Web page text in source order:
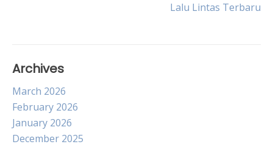
Lalu Lintas Terbaru
Archives
March 2026
February 2026
January 2026
December 2025